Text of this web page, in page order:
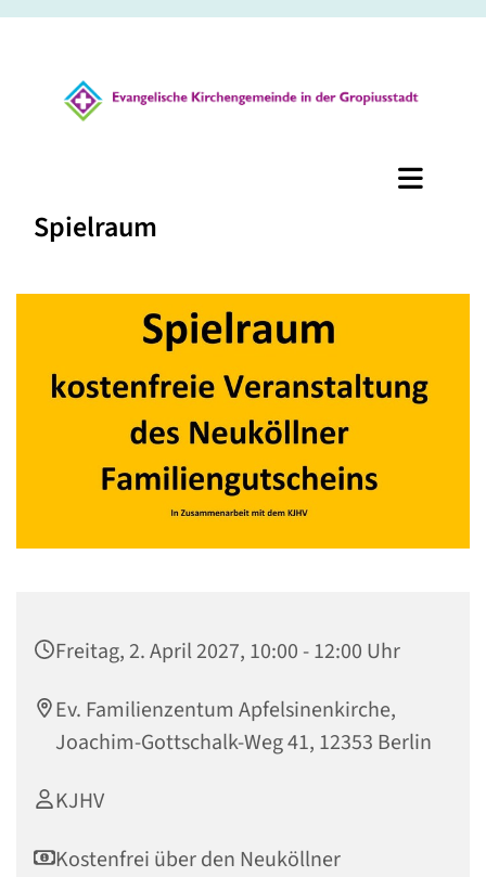
Spielraum
Freitag, 2. April 2027, 10:00 - 12:00 Uhr
Ev. Familienzentum Apfelsinenkirche,
Joachim-Gottschalk-Weg 41, 12353 Berlin
KJHV
Kostenfrei über den Neuköllner